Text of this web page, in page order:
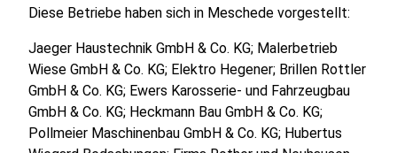
Diese Betriebe haben sich in Meschede vorgestellt:
Jaeger Haustechnik GmbH & Co. KG; Malerbetrieb
Wiese GmbH & Co. KG; Elektro Hegener; Brillen Rottler
GmbH & Co. KG; Ewers Karosserie- und Fahrzeugbau
GmbH & Co. KG; Heckmann Bau GmbH & Co. KG;
Pollmeier Maschinenbau GmbH & Co. KG; Hubertus